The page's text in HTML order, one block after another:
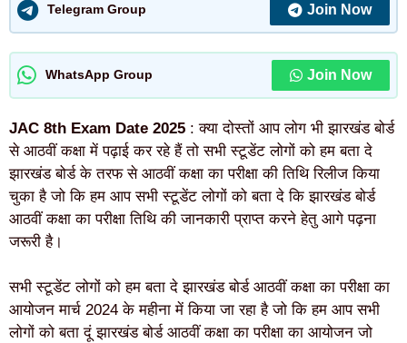
Telegram Group Join Now
WhatsApp Group Join Now
JAC 8th Exam Date 2025 : क्या दोस्तों आप लोग भी झारखंड बोर्ड
से आठवीं कक्षा में पढ़ाई कर रहे हैं तो सभी स्टूडेंट लोगों को हम बता दे
झारखंड बोर्ड के तरफ से आठवीं कक्षा का परीक्षा की तिथि रिलीज किया
चुका है जो कि हम आप सभी स्टूडेंट लोगों को बता दे कि झारखंड बोर्ड
आठवीं कक्षा का परीक्षा तिथि की जानकारी प्राप्त करने हेतु आगे पढ़ना
जरूरी है।
सभी स्टूडेंट लोगों को हम बता दे झारखंड बोर्ड आठवीं कक्षा का परीक्षा का
आयोजन मार्च 2024 के महीना में किया जा रहा है जो कि हम आप सभी
लोगों को बता दूं झारखंड बोर्ड आठवीं कक्षा का परीक्षा का आयोजन जो